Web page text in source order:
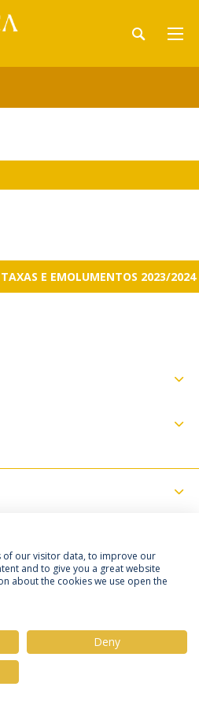
E EMOLUMENTOS 2023/2024
Termos & Condições
Titular dos Dados
Católica Portuguesa
of our visitor data, to improve our
and to give you a great website
about the cookies we use open the
Deny